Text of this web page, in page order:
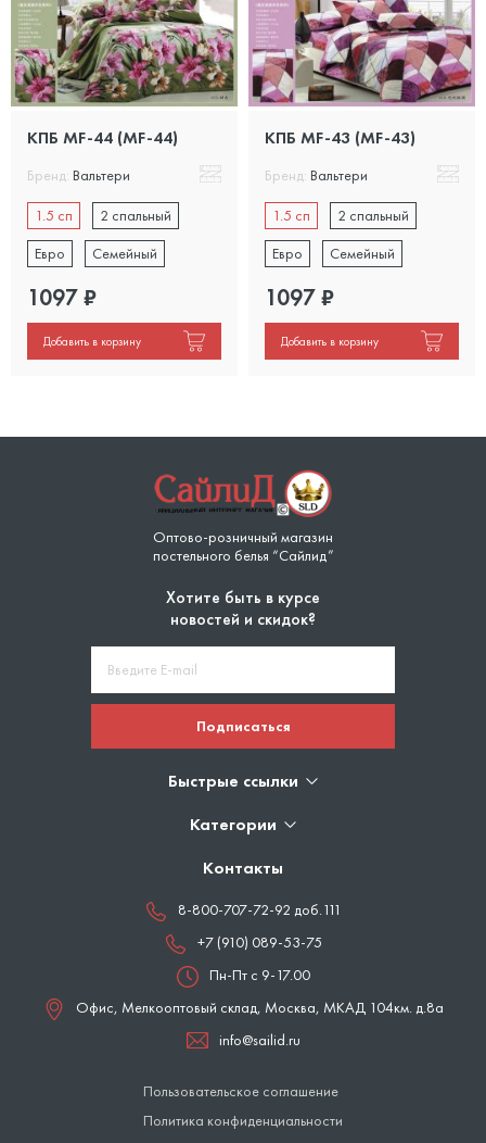
КПБ MF-44 (MF-44)
Бренд: Вальтери
1.5 сп
2 спальный
Евро
Семейный
1097₽
Добавить в корзину
КПБ MF-43 (MF-43)
Бренд: Вальтери
1.5 сп
2 спальный
Евро
Семейный
1097₽
Добавить в корзину
Оптово-розничный магазин
постельного белья “Сайлид”
Хотите быть в курсе
новостей и скидок?
Подписаться
Быстрые ссылки
Категории
Контакты
8-800-707-72-92 доб.111
+7 (910) 089-53-75
Пн-Пт с 9-17.00
Офис, Мелкооптовый склад, Москва, МКАД 104км. д.8а
info@sailid.ru
Пользовательское соглашение
Политика конфиденциальности